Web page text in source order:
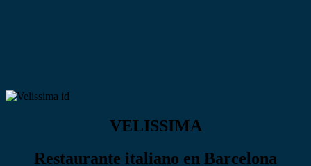
VELISSIMA
Restaurante italiano en Barcelona